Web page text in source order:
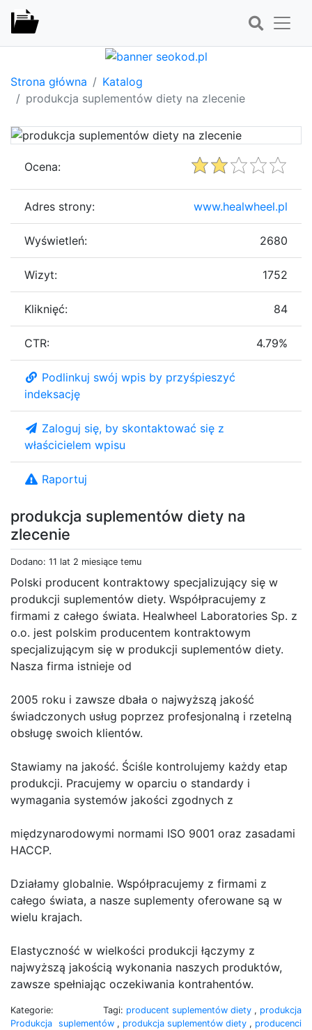
Strona główna
Katalog
produkcja suplementów diety na zlecenie
produkcja suplementów diety na
zlecenie
Dodano: 11 lat 2 miesiące temu
Polski producent kontraktowy specjalizujący się w
produkcji suplementów diety. Współpracujemy z
firmami z całego świata. Healwheel Laboratories Sp. z
o.o. jest polskim producentem kontraktowym
specjalizującym się w produkcji suplementów diety.
Nasza firma istnieje od
2005 roku i zawsze dbała o najwyższą jakość
świadczonych usług poprzez profesjonalną i rzetelną
obsługę swoich klientów.
Stawiamy na jakość. Ściśle kontrolujemy każdy etap
produkcji. Pracujemy w oparciu o standardy i
wymagania systemów jakości zgodnych z
międzynarodowymi normami ISO 9001 oraz zasadami
HACCP.
Działamy globalnie. Współpracujemy z firmami z
całego świata, a nasze suplementy oferowane są w
wielu krajach.
Elastyczność w wielkości produkcji łączymy z
najwyższą jakością wykonania naszych produktów,
zawsze spełniając oczekiwania kontrahentów.
Kategorie:
Produkcja
Tagi: producent suplementów diety , produkcja
suplementów , produkcja suplementów diety , producenci
Ocena:
Adres strony: www.healwheel.pl
Wyświetleń: 2680
Wizyt: 1752
Kliknięć: 84
CTR: 4.79%
Podlinkuj swój wpis by przyśpieszyć
indeksację
Zaloguj się, by skontaktować się z
właścicielem wpisu
Raportuj